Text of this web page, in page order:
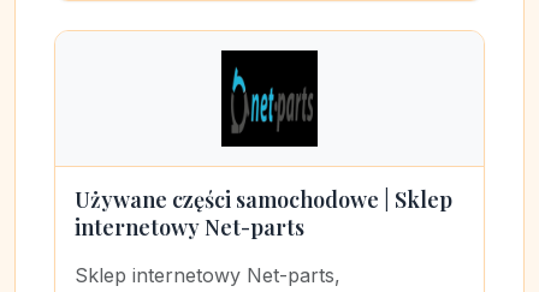
Używane części samochodowe | Sklep
internetowy Net-parts
Sklep internetowy Net-parts,